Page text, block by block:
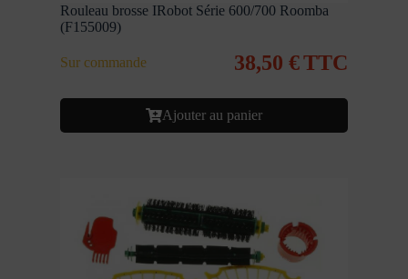
Rouleau brosse IRobot Série 600/700 Roomba
(F155009)
Sur commande 38,50 €TTC
Ajouter au panier